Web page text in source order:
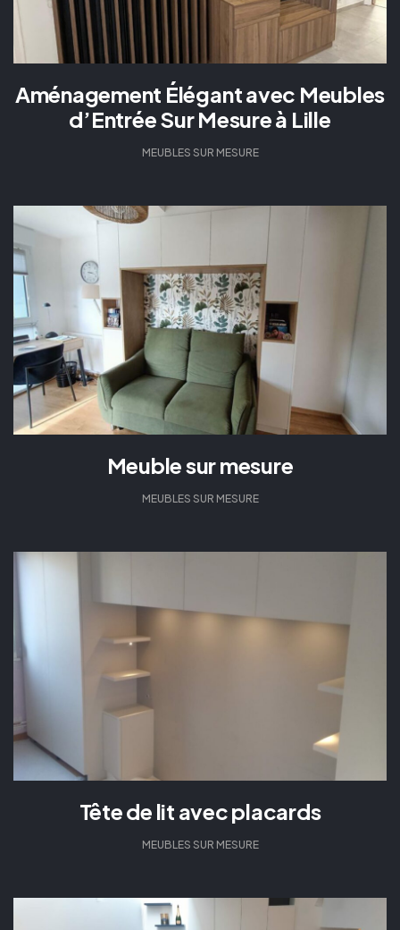
Aménagement Élégant avec Meubles
d’Entrée Sur Mesure à Lille
MEUBLES SUR MESURE
Meuble sur mesure
MEUBLES SUR MESURE
Tête de lit avec placards
MEUBLES SUR MESURE